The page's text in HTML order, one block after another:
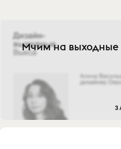
Мчим на выходные
3